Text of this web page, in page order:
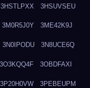
3HSTLPXX 3HSUVSEU
3M0R5J0Y 3ME42K9J
3N0IPODU 3N8UCE6Q
3O3KQQ4F 3OBDFAXI
3P20H0VW 3PEBEUPM